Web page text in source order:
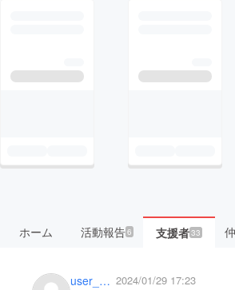
ホーム 活動報告6 支援者33
user_2dde52e45ab4 2024/01/29 17:23